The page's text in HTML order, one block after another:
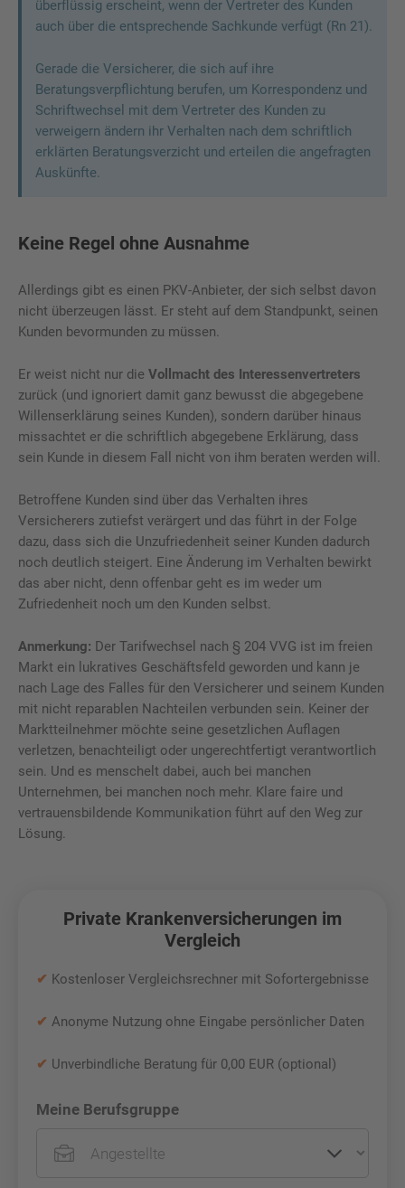
überflüssig erscheint, wenn der Vertreter des Kunden
auch über die entsprechende Sachkunde verfügt (Rn 21).
Gerade die Versicherer, die sich auf ihre
Beratungsverpflichtung berufen, um Korrespondenz und
Schriftwechsel mit dem Vertreter des Kunden zu
verweigern ändern ihr Verhalten nach dem schriftlich
erklärten Beratungsverzicht und erteilen die angefragten
Auskünfte.
Keine Regel ohne Ausnahme
Allerdings gibt es einen PKV-Anbieter, der sich selbst davon
nicht überzeugen lässt. Er steht auf dem Standpunkt, seinen
Kunden bevormunden zu müssen.
Er weist nicht nur die Vollmacht des Interessenvertreters
zurück (und ignoriert damit ganz bewusst die abgegebene
Willenserklärung seines Kunden), sondern darüber hinaus
missachtet er die schriftlich abgegebene Erklärung, dass
sein Kunde in diesem Fall nicht von ihm beraten werden will.
Betroffene Kunden sind über das Verhalten ihres
Versicherers zutiefst verärgert und das führt in der Folge
dazu, dass sich die Unzufriedenheit seiner Kunden dadurch
noch deutlich steigert. Eine Änderung im Verhalten bewirkt
das aber nicht, denn offenbar geht es im weder um
Zufriedenheit noch um den Kunden selbst.
Anmerkung: Der Tarifwechsel nach § 204 VVG ist im freien
Markt ein lukratives Geschäftsfeld geworden und kann je
nach Lage des Falles für den Versicherer und seinem Kunden
mit nicht reparablen Nachteilen verbunden sein. Keiner der
Marktteilnehmer möchte seine gesetzlichen Auflagen
verletzen, benachteiligt oder ungerechtfertigt verantwortlich
sein. Und es menschelt dabei, auch bei manchen
Unternehmen, bei manchen noch mehr. Klare faire und
vertrauensbildende Kommunikation führt auf den Weg zur
Lösung.
Private Krankenversicherungen im
Vergleich
✔ Kostenloser Vergleichsrechner mit Sofortergebnisse
✔ Anonyme Nutzung ohne Eingabe persönlicher Daten
✔ Unverbindliche Beratung für 0,00 EUR (optional)
Meine Berufsgruppe